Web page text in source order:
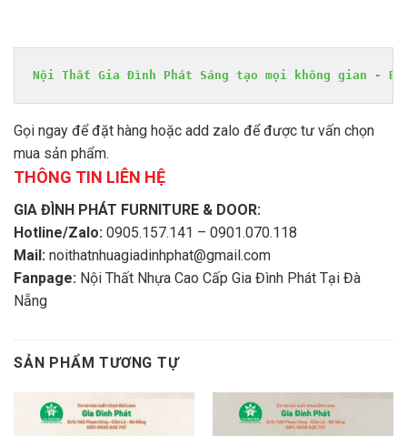
Nội Thất Gia Đình Phát Sáng tạo mọi không gian -
Gọi ngay để đặt hàng hoặc add zalo để được tư vấn chọn
mua sản phẩm.
THÔNG TIN LIÊN HỆ
GIA ĐÌNH PHÁT FURNITURE & DOOR:
Hotline/Zalo: 0905.157.141 – 0901.070.118
Mail: noithatnhuagiadinhphat@gmail.com
Fanpage: Nội Thất Nhựa Cao Cấp Gia Đình Phát Tại Đà
Nẵng
SẢN PHẨM TƯƠNG TỰ